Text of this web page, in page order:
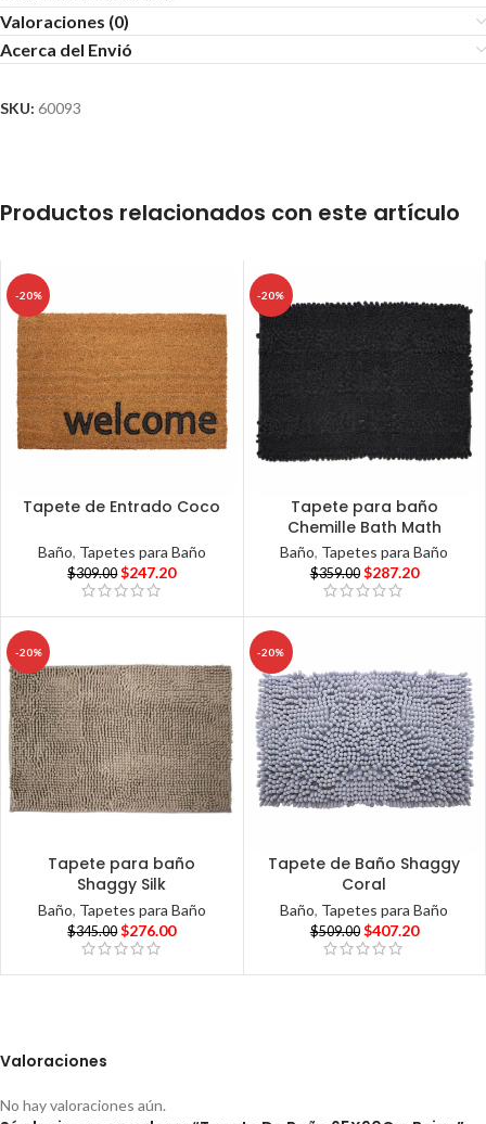
Valoraciones (0)
Acerca del Envió
SKU: 60093
Productos relacionados con este artículo
-20%
Tapete de Entrado Coco
Baño, Tapetes para Baño
$309.00 $247.20
-20%
Tapete para baño
Chemille Bath Math
Baño, Tapetes para Baño
$359.00 $287.20
-20%
Tapete para baño
Shaggy Silk
Baño, Tapetes para Baño
$345.00 $276.00
-20%
Tapete de Baño Shaggy
Coral
Baño, Tapetes para Baño
$509.00 $407.20
Valoraciones
No hay valoraciones aún.